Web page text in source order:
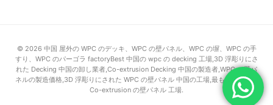
© 2026 中国 屋外の WPC のデッキ、WPC の壁パネル、WPC の塀、WPC の手
すり、WPC のパーゴラ factoryBest 中国の wpc の decking 工場,3D 浮彫りにさ
れた Decking 中国の卸し業者,Co-extrusion Decking 中国の製造者,WPC の壁パ
ネルの製造価格,3D 浮彫りにされた WPC の壁パネル 中国の工場,最もよい中国の
Co-extrusion の壁パネル 工場.